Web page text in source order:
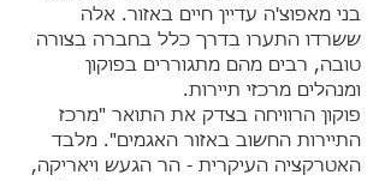
בני מאפוצ'ה עדיין חיים באזור. אלה
ששרדו התערו בדרך כלל בחברה בצורה
טובה, רבים מהם מתגוררים בפוקון
ומנהלים מרכזי תיירות.
פוקון הרוויחה בצדק את התואר "מרכז
התיירות החשוב באזור האגמים". מלבד
האטרקציה העיקרית - הר הגעש ויאריקה,